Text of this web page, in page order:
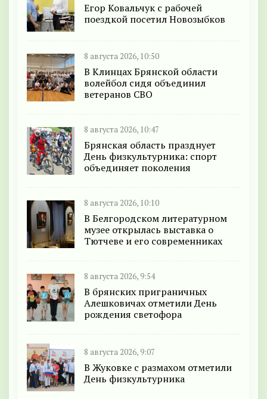
Егор Ковальчук с рабочей
поездкой посетил Новозыбков
8 августа 2026, 10:50
В Клинцах Брянской области
волейбол сидя объединил
ветеранов СВО
8 августа 2026, 10:47
Брянская область празднует
День физкультурника: спорт
объединяет поколения
8 августа 2026, 10:10
В Белгородском литературном
музее открылась выставка о
Тютчеве и его современниках
8 августа 2026, 9:54
В брянских приграничных
Алешковичах отметили День
рождения светофора
8 августа 2026, 9:07
В Жуковке с размахом отметили
День физкультурника